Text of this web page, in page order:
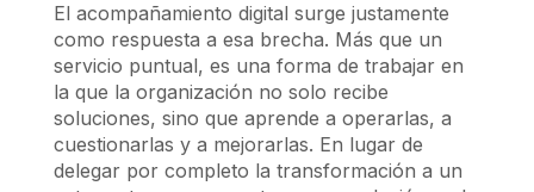
El acompañamiento digital surge justamente
como respuesta a esa brecha. Más que un
servicio puntual, es una forma de trabajar en
la que la organización no solo recibe
soluciones, sino que aprende a operarlas, a
cuestionarlas y a mejorarlas. En lugar de
delegar por completo la transformación a un